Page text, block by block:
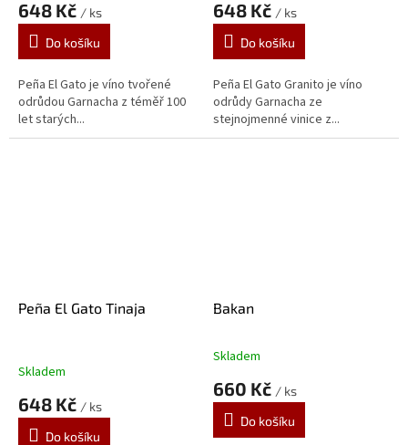
648 Kč / ks
Do košíku
Peña El Gato je víno tvořené
odrůdou Garnacha z téměř 100
let starých...
648 Kč / ks
Do košíku
Peña El Gato Granito je víno
odrůdy Garnacha ze
stejnojmenné vinice z...
Peña El Gato Tinaja
Skladem
648 Kč / ks
Do košíku
Bakan
Průměrné
produktu
5,0
Skladem
660 Kč / ks
Do košíku